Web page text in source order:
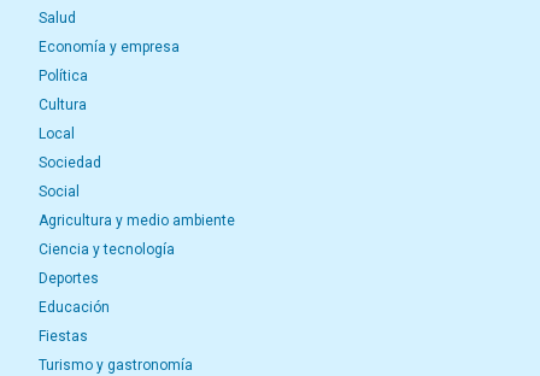
Salud
Economía y empresa
Política
Cultura
Local
Sociedad
Social
Agricultura y medio ambiente
Ciencia y tecnología
Deportes
Educación
Fiestas
Turismo y gastronomía